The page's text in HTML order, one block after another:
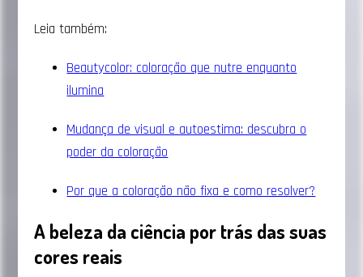
Leia também:
Beautycolor: coloração que nutre enquanto
ilumina
Mudança de visual e autoestima: descubra o
poder da coloração
Por que a coloração não fixa e como resolver?
A beleza da ciência por trás das suas
cores reais